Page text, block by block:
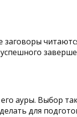
ауры. Выбор
для